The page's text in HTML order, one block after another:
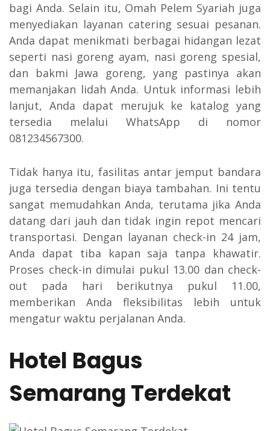
bagi Anda. Selain itu, Omah Pelem Syariah juga
menyediakan layanan catering sesuai pesanan.
Anda dapat menikmati berbagai hidangan lezat
seperti nasi goreng ayam, nasi goreng spesial,
dan bakmi Jawa goreng, yang pastinya akan
memanjakan lidah Anda. Untuk informasi lebih
lanjut, Anda dapat merujuk ke katalog yang
tersedia melalui WhatsApp di nomor
081234567300.
Tidak hanya itu, fasilitas antar jemput bandara
juga tersedia dengan biaya tambahan. Ini tentu
sangat memudahkan Anda, terutama jika Anda
datang dari jauh dan tidak ingin repot mencari
transportasi. Dengan layanan check-in 24 jam,
Anda dapat tiba kapan saja tanpa khawatir.
Proses check-in dimulai pukul 13.00 dan check-
out pada hari berikutnya pukul 11.00,
memberikan Anda fleksibilitas lebih untuk
mengatur waktu perjalanan Anda.
Hotel Bagus
Semarang Terdekat